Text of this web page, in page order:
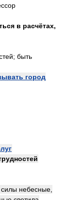
в расчётах,
быть
город
небесные,